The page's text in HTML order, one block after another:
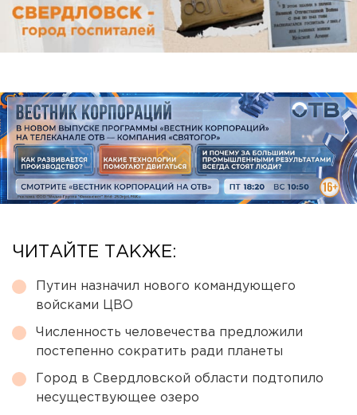
ЧИТАЙТЕ ТАКЖЕ:
Путин назначил нового командующего
войсками ЦВО
Численность человечества предложили
постепенно сократить ради планеты
Город в Свердловской области подтопило
несуществующее озеро